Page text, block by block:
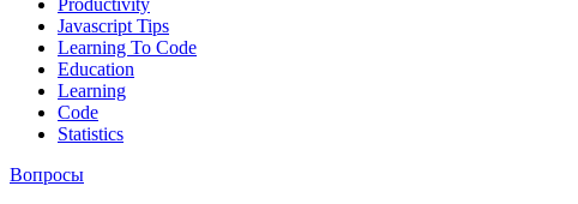
Productivity
Javascript Tips
Learning To Code
Education
Learning
Code
Statistics
Вопросы